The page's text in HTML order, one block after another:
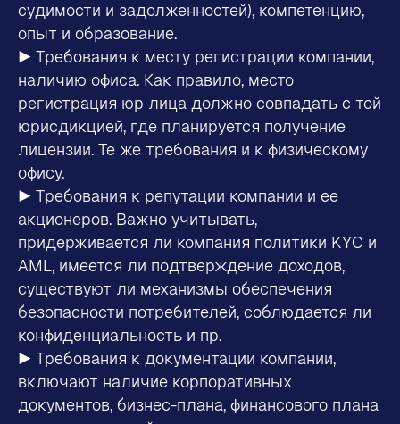
судимости и задолженностей), компетенцию,
опыт и образование.
▶ Требования к месту регистрации компании,
наличию офиса. Как правило, место
регистрация юр лица должно совпадать с той
юрисдикцией, где планируется получение
лицензии. Те же требования и к физическому
офису.
▶ Требования к репутации компании и ее
акционеров. Важно учитывать,
придерживается ли компания политики KYC и
AML, имеется ли подтверждение доходов,
существуют ли механизмы обеспечения
безопасности потребителей, соблюдается ли
конфиденциальность и пр.
▶ Требования к документации компании,
включают наличие корпоративных
документов, бизнес-плана, финансового плана